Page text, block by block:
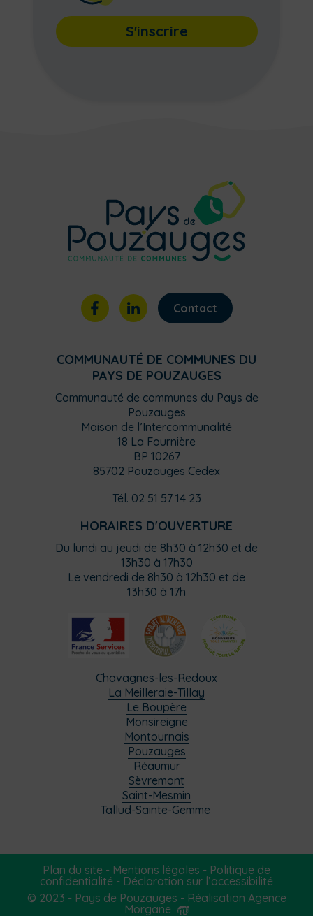
S'inscrire
Contact
COMMUNAUTÉ DE COMMUNES DU
PAYS DE POUZAUGES
Communauté de communes du Pays de
Pouzauges
Maison de l’Intercommunalité
18 La Fournière
BP 10267
85702 Pouzauges Cedex
Tél. 02 51 57 14 23
HORAIRES D'OUVERTURE
Du lundi au jeudi de 8h30 à 12h30 et de
13h30 à 17h30
Le vendredi de 8h30 à 12h30 et de
13h30 à 17h
Chavagnes-les-Redoux
La Meilleraie-Tillay
Le Boupère
Monsireigne
Montournais
Pouzauges
Réaumur
Sèvremont
Saint-Mesmin
Tallud-Sainte-Gemme
Plan du site - Mentions légales - Politique de
confidentialité - Déclaration sur l’accessibilité
© 2023 - Pays de Pouzauges - Réalisation Agence
Morgane